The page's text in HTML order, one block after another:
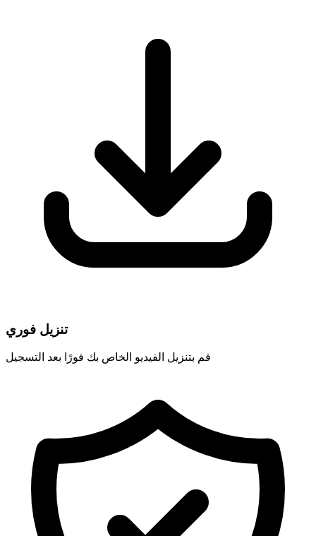
تنزيل فوري
قم بتنزيل الفيديو الخاص بك فورًا بعد التسجيل